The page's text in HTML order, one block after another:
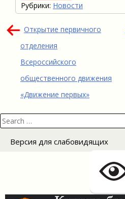
Рубрики: Новости
Навигация
по
записям
Открытие первичного
отделения
Всероссийского
общественного движения
«Движение первых»
Search
for:
Версия для слабовидящих